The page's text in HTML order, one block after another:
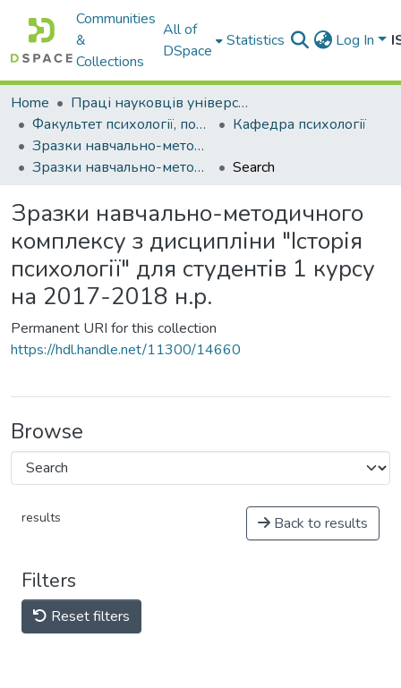
Communities
&
Collections
All of
DSpace
Statistics Log In
Home
Праці науковців університету
Факультет психології, політології та соціології
Кафедра психології
Зразки навчально-методичних комплексів з дисциплін спеціальності "Психологія" освітнього рівня "Бакалавр" за період 2017-2021 роки
Зразки навчально-методичного комплексу з дисципліни "Історія психології" для студентів 1 курсу на 2017-2018 н.р.
Search
Зразки навчально-методичного
комплексу з дисципліни "Історія
психології" для студентів 1 курсу
на 2017-2018 н.р.
Permanent URI for this collection
https://hdl.handle.net/11300/14660
Browse
results Back to results
Filters
Reset filters